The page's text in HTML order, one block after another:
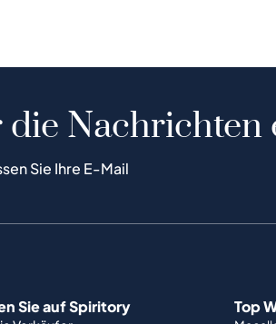
Nachrichten
Sie Ihre E-Mail
Sie auf Spiritory Top